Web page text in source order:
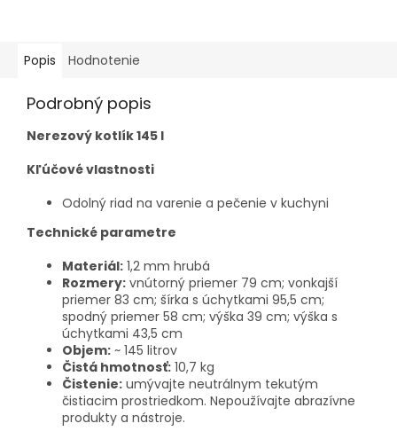
Popis Hodnotenie
Podrobný popis
Nerezový kotlík 145 l
Kľúčové vlastnosti
Odolný riad na varenie a pečenie v kuchyni
Technické parametre
Materiál: 1,2 mm hrubá
Rozmery: vnútorný priemer 79 cm; vonkajší
priemer 83 cm; šírka s úchytkami 95,5 cm;
spodný priemer 58 cm; výška 39 cm; výška s
úchytkami 43,5 cm
Objem: ~ 145 litrov
Čistá hmotnosť: 10,7 kg
Čistenie: umývajte neutrálnym tekutým
čistiacim prostriedkom. Nepoužívajte abrazívne
produkty a nástroje.